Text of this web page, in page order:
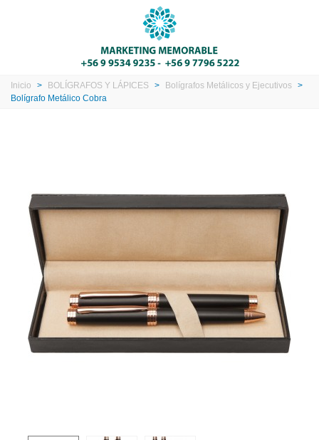
Inicio > BOLÍGRAFOS Y LÁPICES > Bolígrafos Metálicos y Ejecutivos >
Bolígrafo Metálico Cobra